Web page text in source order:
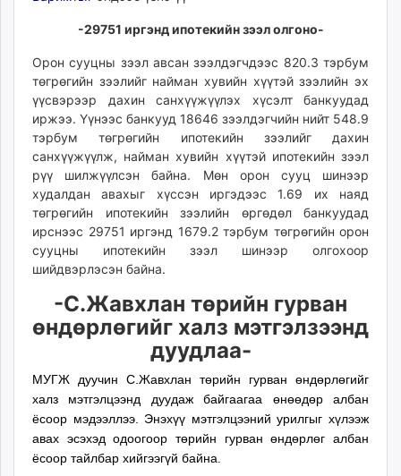
-29751 иргэнд ипотекийн зээл олгоно-
Орон сууцны зээл авсан зээлдэгчдээс 820.3 тэрбум
төгрөгийн зээлийг найман хувийн хүүтэй зээлийн эх
үүсвэрээр дахин санхүүжүүлэх хүсэлт банкуудад
иржээ. Үүнээс банкууд 18646 зээлдэгчийн нийт 548.9
тэрбум төгрөгийн ипотекийн зээлийг дахин
санхүүжүүлж, найман хувийн хүүтэй ипотекийн зээл
рүү шилжүүлсэн байна. Мөн орон сууц шинээр
худалдан авахыг хүссэн иргэдээс 1.69 их наяд
төгрөгийн ипотекийн зээлийн өргөдөл банкуудад
ирснээс 29751 иргэнд 1679.2 тэрбум төгрөгийн орон
сууцны ипотекийн зээл шинээр олгохоор
шийдвэрлэсэн байна.
-С.Жавхлан төрийн гурван
өндөрлөгийг халз мэтгэлзээнд
дуудлаа-
МУГЖ дуучин С.Жавхлан төрийн гурван өндөрлөгийг
халз мэтгэлцээнд дуудаж байгаагаа өнөөдөр албан
ёсоор мэдээллээ. Энэхүү мэтгэлцээний урилгыг хүлээж
авах эсэхэд одоогоор төрийн гурван өндөрлөг албан
ёсоор тайлбар хийгээгүй байна.